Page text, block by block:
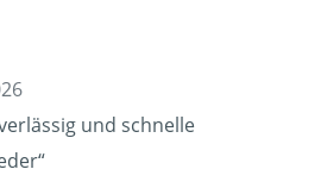
und schnelle